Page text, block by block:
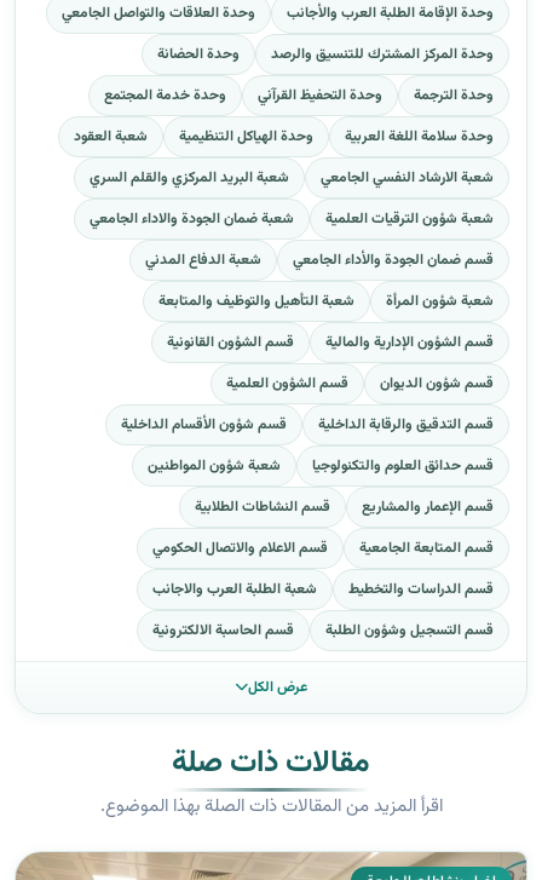
وحدة الإقامة الطلبة العرب والأجانب
وحدة العلاقات والتواصل الجامعي
وحدة المركز المشترك للتنسيق والرصد
وحدة الحضانة
وحدة الترجمة
وحدة التحفيظ القرآني
وحدة خدمة المجتمع
وحدة سلامة اللغة العربية
وحدة الهياكل التنظيمية
شعبة العقود
شعبة الارشاد النفسي الجامعي
شعبة البريد المركزي والقلم السري
شعبة شؤون الترقيات العلمية
شعبة ضمان الجودة والاداء الجامعي
قسم ضمان الجودة والأداء الجامعي
شعبة الدفاع المدني
شعبة شؤون المرأة
شعبة التأهيل والتوظيف والمتابعة
قسم الشؤون الإدارية والمالية
قسم الشؤون القانونية
قسم شؤون الديوان
قسم الشؤون العلمية
قسم التدقيق والرقابة الداخلية
قسم شؤون الأقسام الداخلية
قسم حدائق العلوم والتكنولوجيا
شعبة شؤون المواطنين
قسم الإعمار والمشاريع
قسم النشاطات الطلابية
قسم المتابعة الجامعية
قسم الاعلام والاتصال الحكومي
قسم الدراسات والتخطيط
شعبة الطلبة العرب والاجانب
قسم التسجيل وشؤون الطلبة
قسم الحاسبة الالكترونية
عرض الكل
مقالات ذات صلة
اقرأ المزيد من المقالات ذات الصلة بهذا الموضوع.